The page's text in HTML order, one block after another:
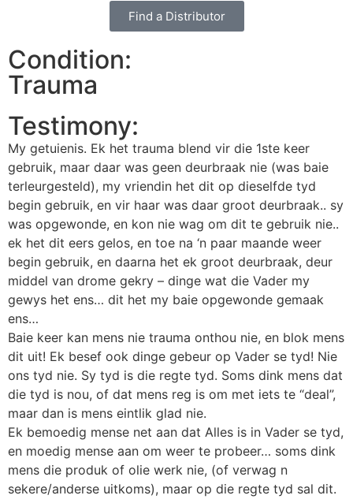
Find a Distributor
Condition:
Trauma
Testimony:
My getuienis. Ek het trauma blend vir die 1ste keer
gebruik, maar daar was geen deurbraak nie (was baie
terleurgesteld), my vriendin het dit op dieselfde tyd
begin gebruik, en vir haar was daar groot deurbraak.. sy
was opgewonde, en kon nie wag om dit te gebruik nie..
ek het dit eers gelos, en toe na ‘n paar maande weer
begin gebruik, en daarna het ek groot deurbraak, deur
middel van drome gekry – dinge wat die Vader my
gewys het ens… dit het my baie opgewonde gemaak
ens…
Baie keer kan mens nie trauma onthou nie, en blok mens
dit uit! Ek besef ook dinge gebeur op Vader se tyd! Nie
ons tyd nie. Sy tyd is die regte tyd. Soms dink mens dat
die tyd is nou, of dat mens reg is om met iets te “deal”,
maar dan is mens eintlik glad nie.
Ek bemoedig mense net aan dat Alles is in Vader se tyd,
en moedig mense aan om weer te probeer… soms dink
mens die produk of olie werk nie, (of verwag n
sekere/anderse uitkoms), maar op die regte tyd sal dit.